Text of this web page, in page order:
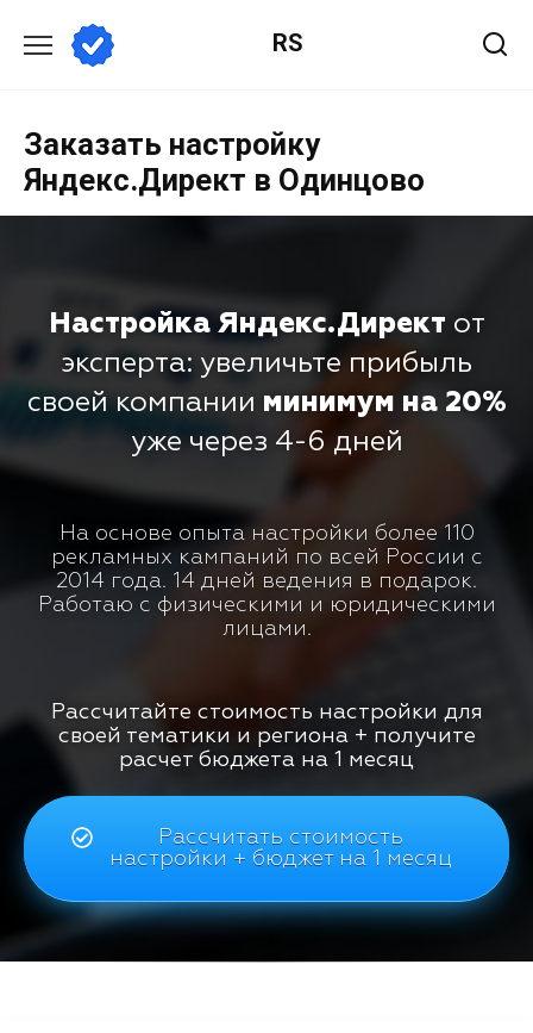
RS
Заказать настройку
Яндекс.Директ в Одинцово
Настройка Яндекс.Директ от
эксперта: увеличьте прибыль
своей компании минимум на 20%
уже через 4-6 дней
На основе опыта настройки более 110
рекламных кампаний по всей России с
2014 года. 14 дней ведения в подарок.
Работаю с физическими и юридическими
лицами.
Рассчитайте стоимость настройки для
своей тематики и региона + получите
расчет бюджета на 1 месяц
Рассчитать стоимость
настройки + бюджет на 1 месяц